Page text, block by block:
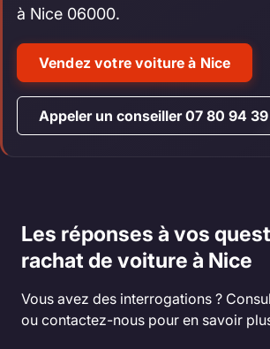
à Nice 06000.
Vendez votre voiture à Nice
Appeler un conseiller 07 80 94
Les réponses à vos
rachat de voiture à Nice
Vous avez des interrogations ?
ou contactez-nous pour en savoir